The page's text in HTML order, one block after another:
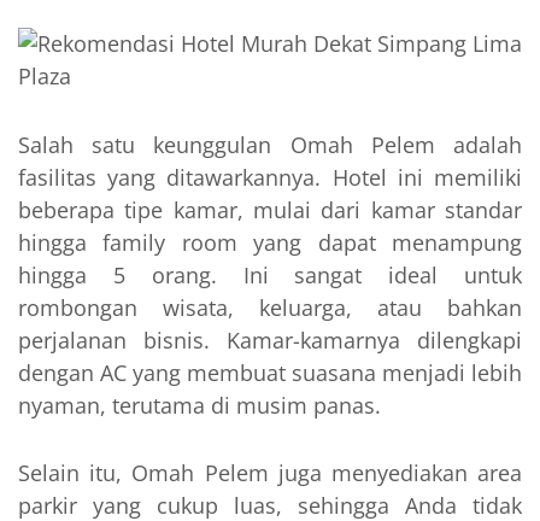
Salah satu keunggulan Omah Pelem adalah
fasilitas yang ditawarkannya. Hotel ini memiliki
beberapa tipe kamar, mulai dari kamar standar
hingga family room yang dapat menampung
hingga 5 orang. Ini sangat ideal untuk
rombongan wisata, keluarga, atau bahkan
perjalanan bisnis. Kamar-kamarnya dilengkapi
dengan AC yang membuat suasana menjadi lebih
nyaman, terutama di musim panas.
Selain itu, Omah Pelem juga menyediakan area
parkir yang cukup luas, sehingga Anda tidak